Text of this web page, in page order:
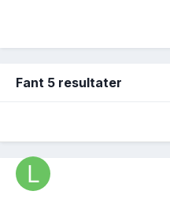
Fant 5 resultater